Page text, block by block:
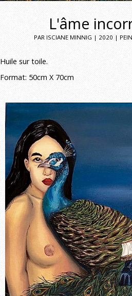
L'âme
PAR ISCIANE MINNIG | 2020 |
Huile sur toile.
Format: 50cm X 70cm